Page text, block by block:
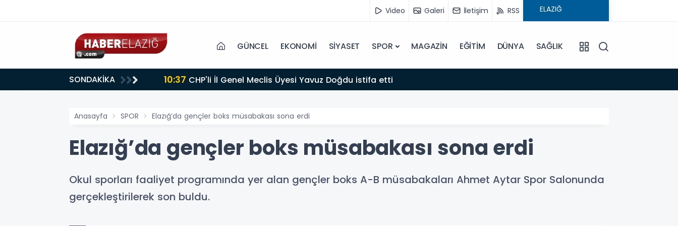
Video Galeri İletişim RSS
GÜNCEL EKONOMİ SİYASET SPOR MAGAZİN EĞİTİM DÜNYA SAĞLIK
SONDAKİKA 10:37 CHP'li İl Genel Meclis Üyesi Yavuz Doğdu istifa etti
Anasayfa SPOR Elazığ’da gençler boks müsabakası sona erdi
Elazığ’da gençler boks müsabakası sona erdi
Okul sporları faaliyet programında yer alan gençler boks A-B müsabakaları Ahmet Aytar Spor Salonunda
gerçekleştirilerek son buldu.